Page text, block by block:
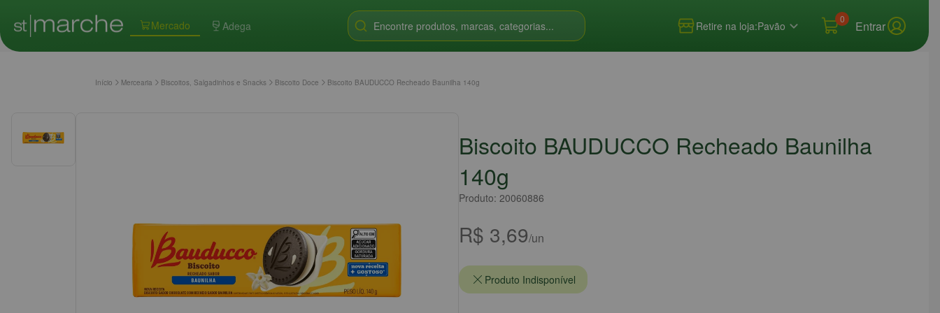
Mercado Adega Encontre produtos, marcas, categorias... Retire na loja:Pavão
0 Entrar
Início Mercearia Biscoitos, Salgadinhos e Snacks Biscoito Doce Biscoito BAUDUCCO Recheado Baunilha 140g
Biscoito BAUDUCCO Recheado Baunilha
140g
Produto: 20060886
R$ 3,69/un
Produto Indisponível